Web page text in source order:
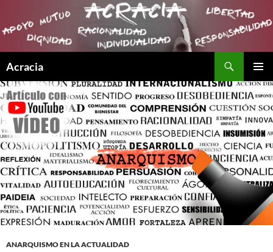
Acracia
MENÚ
AL
CONTENIDO
ANARQUISMO EN LA ACTUALIDAD